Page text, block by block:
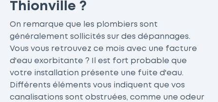
Thionville ?
On remarque que les plombiers sont
généralement sollicités sur des dépannages.
Vous vous retrouvez ce mois avec une facture
d'eau exorbitante ? Il est fort probable que
votre installation présente une fuite d'eau.
Différents éléments vous indiquent que vos
canalisations sont obstruées, comme une odeur